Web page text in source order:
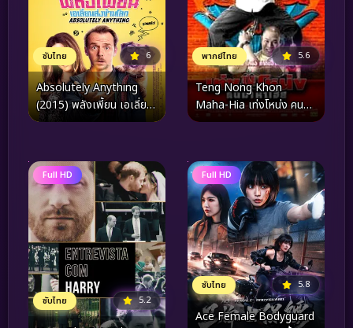
ซับไทย 6
Absolutely Anything
(2015) พลังเพี้ยน เอเลี่ยน
ส่งข้ามโลก
พากย์ไทย 5.6
Teng Nong Khon
Maha-Hia เท่งโหน่ง คนมา
หาเฮีย (2007)
Full HD
ซับไทย 5.2
Full HD
ซับไทย 5.8
Ace Female Bodyguard